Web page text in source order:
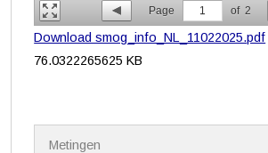
Page 1 of 2
Download smog_info_NL_11022025.pdf
76.0322265625 KB
Metingen